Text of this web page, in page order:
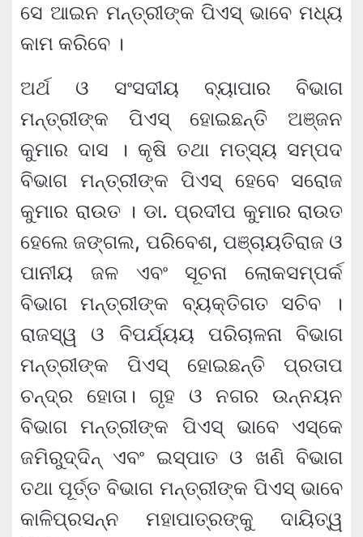
ସେ ଆଇନ ମନ୍ତ୍ରୀଙ୍କ ପିଏସ୍‌ ଭାବେ ମଧ୍ୟ
କାମ କରିବେ ।
ଅର୍ଥ ଓ ସଂସଦୀୟ ବ୍ୟାପାର ବିଭାଗ
ମନ୍ତ୍ରୀଙ୍କ ପିଏସ୍‌ ହୋଇଛନ୍ତି ଅଞ୍ଜନ
କୁମାର ଦାସ । କୃଷି ତଥା ମତ୍ସ୍ୟ ସମ୍ପଦ
ବିଭାଗ ମନ୍ତ୍ରୀଙ୍କ ପିଏସ୍‌ ହେବେ ସରୋଜ
କୁମାର ରାଉତ । ଡା. ପ୍ରଦୀପ କୁମାର ରାଉତ
ହେଲେ ଜଙ୍ଗଲ, ପରିବେଶ, ପଞ୍ଚାୟତିରାଜ ଓ
ପାନୀୟ ଜଳ ଏବଂ ସୂଚନା ଲୋକସମ୍ପର୍କ
ବିଭାଗ ମନ୍ତ୍ରୀଙ୍କ ବ୍ୟକ୍ତିଗତ ସଚିବ ।
ରାଜସ୍ୱ ଓ ବିପର୍ଯ୍ୟୟ ପରିଚାଳନା ବିଭାଗ
ମନ୍ତ୍ରୀଙ୍କ ପିଏସ୍‌ ହୋଇଛନ୍ତି ପ୍ରତାପ
ଚନ୍ଦ୍ର ହୋତା। ଗୃହ ଓ ନଗର ଉନ୍ନୟନ
ବିଭାଗ ମନ୍ତ୍ରୀଙ୍କ ପିଏସ୍‌ ଭାବେ ଏସ୍‌କେ
ଜମିରୁଦ୍ଦିନ୍‌ ଏବଂ ଇସ୍ପାତ ଓ ଖଣି ବିଭାଗ
ତଥା ପୂର୍ତ୍ତ ବିଭାଗ ମନ୍ତ୍ରୀଙ୍କ ପିଏସ୍‌ ଭାବେ
କାଳିପ୍ରସନ୍ନ ମହାପାତ୍ରଙ୍କୁ ଦାୟିତ୍ୱ